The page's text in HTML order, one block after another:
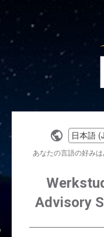
Select
a
language
あなたの言語の好み
Advisory